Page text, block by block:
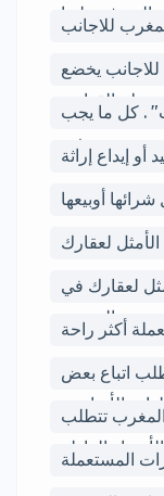
التعرف عليها
للاجانب
يخضع
والقوانين
. كل ما يجب
معرفته
أو إيداع إراثة
أوبيعها
الأمثل لعقارك
لعقارك في
المغرب
أكثر راحة
اتباع بعض
الأساسية
تتطلب
العادلة
المستعملة